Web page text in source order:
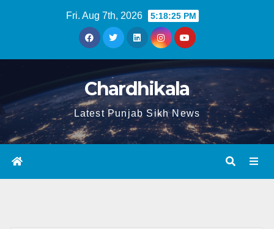
Fri. Aug 7th, 2026 5:18:25 PM
Chardhikala
Latest Punjab Sikh News